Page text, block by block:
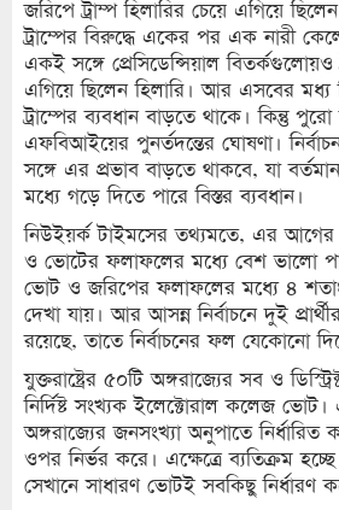
জরিপে ট্রাম্প হিলারির চেয়ে এগিয়ে
ট্রাম্পের বিরুদ্ধে একের পর এক নারী
একই সঙ্গে প্রেসিডেন্সিয়াল বিতর্কগুলোয়ও
এগিয়ে ছিলেন হিলারি। আর এসবের মধ্য
ট্রাম্পের ব্যবধান বাড়তে থাকে। কিন্তু
এফবিআইয়ের পুনর্তদন্তের ঘোষণা।
সঙ্গে এর প্রভাব বাড়তে থাকবে, যা
মধ্যে গড়ে দিতে পারে বিস্তর ব্যবধান।
নিউইয়র্ক টাইমসের তথ্যমতে, এর আগের
ও ভোটের ফলাফলের মধ্যে বেশ ভালো
ভোট ও জরিপের ফলাফলের মধ্যে ৪
দেখা যায়। আর আসন্ন নির্বাচনে দুই
রয়েছে, তাতে নির্বাচনের ফল যেকোনো
যুক্তরাষ্ট্রের ৫০টি অঙ্গরাজ্যের সব ও
নির্দিষ্ট সংখ্যক ইলেক্টোরাল কলেজ ভোট।
অঙ্গরাজ্যের জনসংখ্যা অনুপাতে নির্ধারিত
ওপর নির্ভর করে। এক্ষেত্রে ব্যতিক্রম হচ্ছে
সেখানে সাধারণ ভোটই সবকিছু নির্ধারণ